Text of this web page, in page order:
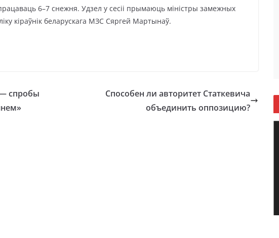
6–7 снежня. Удзел у сесіі прымаюць міністры замежных
кіраўнік беларускага МЗС Сяргей Мартынаў.
— спробы
Способен ли авторитет Статкевича
объединить оппозицию?